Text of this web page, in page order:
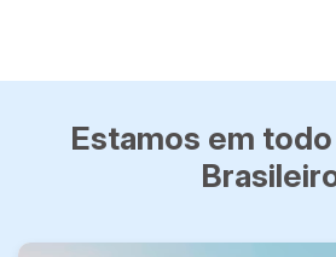
Estamos em